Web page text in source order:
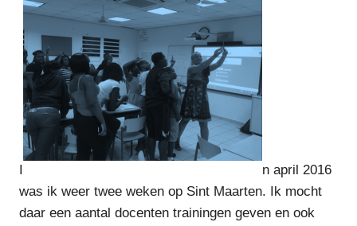
I
n april 2016
was ik weer twee weken op Sint Maarten. Ik mocht
daar een aantal docenten trainingen geven en ook